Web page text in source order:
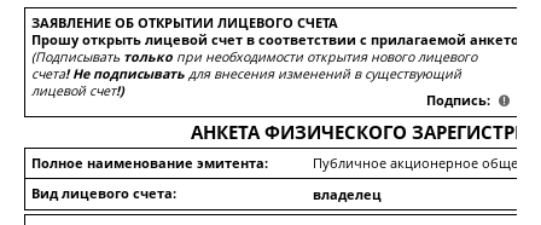
ЗАЯВЛЕНИЕ ОБ ОТКРЫТИИ ЛИЦЕВОГО СЧЕТА
Прошу открыть лицевой счет в соответствии с прилагаемой анкетой
(Подписывать только при необходимости открытия нового лицевого
счета! Не подписывать для внесения изменений в существующий
лицевой счет!)
Подпись:
АНКЕТА ФИЗИЧЕСКОГО
Полное наименование эмитента:
Публичное акционерное
Вид лицевого счета:
владелец